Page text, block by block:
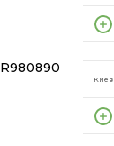
Киев